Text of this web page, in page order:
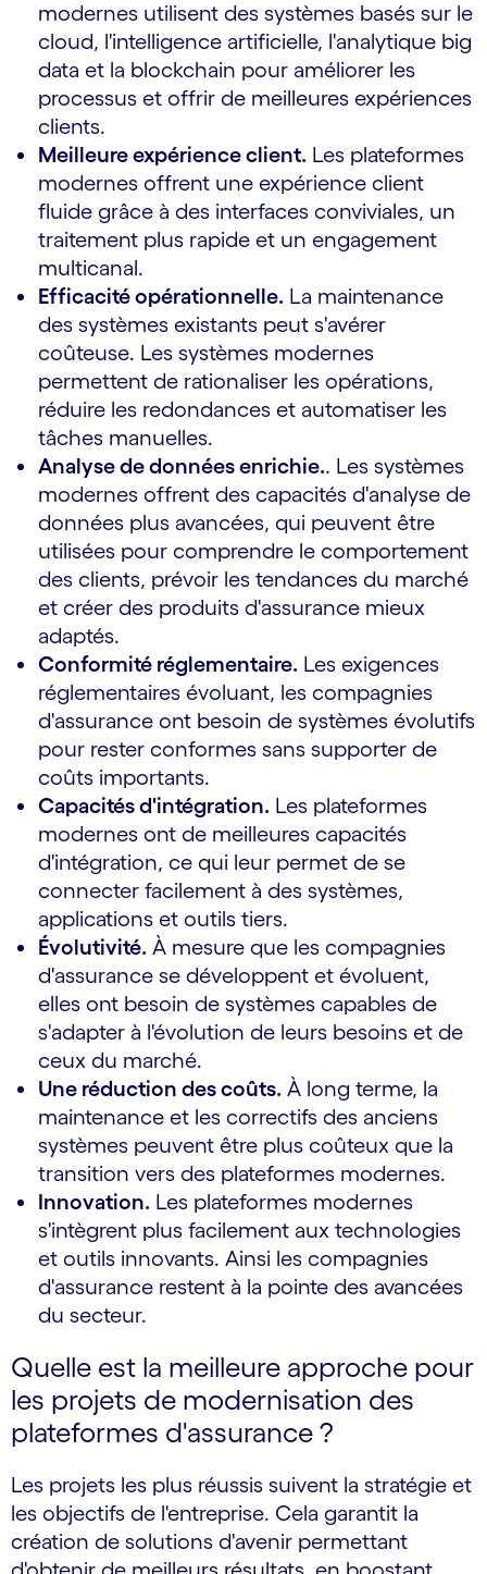
modernes utilisent des systèmes basés sur le
cloud, l'intelligence artificielle, l'analytique big
data et la blockchain pour améliorer les
processus et offrir de meilleures expériences
clients.
Meilleure expérience client. Les plateformes
modernes offrent une expérience client
fluide grâce à des interfaces conviviales, un
traitement plus rapide et un engagement
multicanal.
Efficacité opérationnelle. La maintenance
des systèmes existants peut s'avérer
coûteuse. Les systèmes modernes
permettent de rationaliser les opérations,
réduire les redondances et automatiser les
tâches manuelles.
Analyse de données enrichie.. Les systèmes
modernes offrent des capacités d'analyse de
données plus avancées, qui peuvent être
utilisées pour comprendre le comportement
des clients, prévoir les tendances du marché
et créer des produits d'assurance mieux
adaptés.
Conformité réglementaire. Les exigences
réglementaires évoluant, les compagnies
d'assurance ont besoin de systèmes évolutifs
pour rester conformes sans supporter de
coûts importants.
Capacités d'intégration. Les plateformes
modernes ont de meilleures capacités
d'intégration, ce qui leur permet de se
connecter facilement à des systèmes,
applications et outils tiers.
Évolutivité. À mesure que les compagnies
d'assurance se développent et évoluent,
elles ont besoin de systèmes capables de
s'adapter à l'évolution de leurs besoins et de
ceux du marché.
Une réduction des coûts. À long terme, la
maintenance et les correctifs des anciens
systèmes peuvent être plus coûteux que la
transition vers des plateformes modernes.
Innovation. Les plateformes modernes
s'intègrent plus facilement aux technologies
et outils innovants. Ainsi les compagnies
d'assurance restent à la pointe des avancées
du secteur.
Quelle est la meilleure approche pour
les projets de modernisation des
plateformes d'assurance ?
Les projets les plus réussis suivent la stratégie et
les objectifs de l'entreprise. Cela garantit la
création de solutions d'avenir permettant